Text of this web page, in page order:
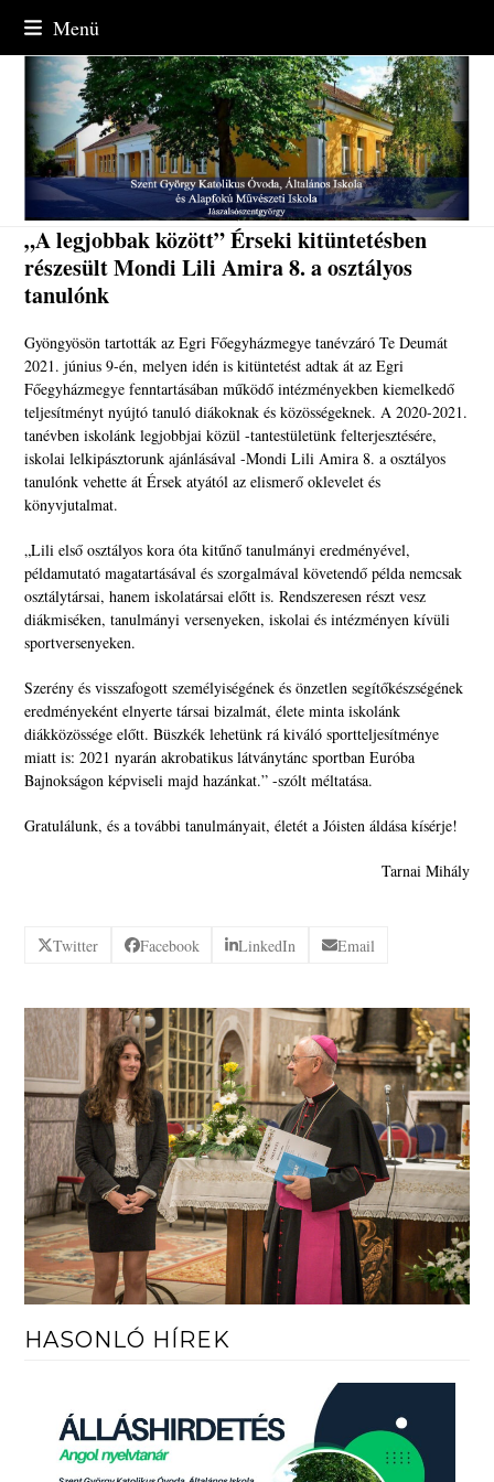
content
Menü
„A legjobbak között” Érseki kitüntetésben
részesült Mondi Lili Amira 8. a osztályos
tanulónk
Gyöngyösön tartották az Egri Főegyházmegye tanévzáró Te Deumát
2021. június 9-én, melyen idén is kitüntetést adtak át az Egri
Főegyházmegye fenntartásában működő intézményekben kiemelkedő
teljesítményt nyújtó tanuló diákoknak és közösségeknek. A 2020-2021.
tanévben iskolánk legjobbjai közül -tantestületünk felterjesztésére,
iskolai lelkipásztorunk ajánlásával -Mondi Lili Amira 8. a osztályos
tanulónk vehette át Érsek atyától az elismerő oklevelet és
könyvjutalmat.
„Lili első osztályos kora óta kitűnő tanulmányi eredményével,
példamutató magatartásával és szorgalmával követendő példa nemcsak
osztálytársai, hanem iskolatársai előtt is. Rendszeresen részt vesz
diákmiséken, tanulmányi versenyeken, iskolai és intézményen kívüli
sportversenyeken.
Szerény és visszafogott személyiségének és önzetlen segítőkészségének
eredményeként elnyerte társai bizalmát, élete minta iskolánk
diákközössége előtt. Büszkék lehetünk rá kiváló sportteljesítménye
miatt is: 2021 nyarán akrobatikus látványtánc sportban Euróba
Bajnokságon képviseli majd hazánkat.” -szólt méltatása.
Gratulálunk, és a további tanulmányait, életét a Jóisten áldása kísérje!
Tarnai Mihály
Twitter Facebook LinkedIn Email
HASONLÓ HÍREK